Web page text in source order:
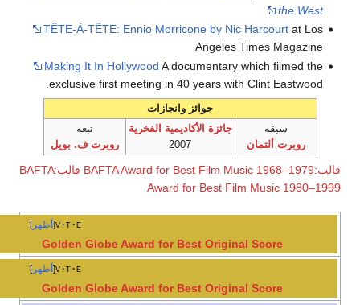
the West
TÊTE-À-TÊTE: Ennio Morricone by Nic Harcourt at Los
Angeles Times Magazine
Making It In HollywoodA documentary which filmed the
exclusive first meeting in 40 years with Clint Eastwood.
جوائز وانجازات
سبقه
روبرت ألتمان
جائزة الأكاديمية الفخرية
2007
تبعه
روبرت ف. بويل
قالب:BAFTA Award for Best Film Music 1968–1979
قالب:BAFTA
Award for Best Film Music 1980–1999
أظهر v t
Golden Globe Award for Best Original Score
أظهر v t
Golden Globe Award for Best Original Score